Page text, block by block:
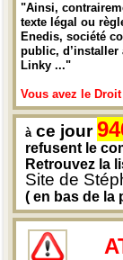
"Ainsi,
texte légal ou
Enedis, société
public,
Linky ..."
Vous avez le
à ce jour
refusent le
Retrouvez la
Site de
( en bas de la